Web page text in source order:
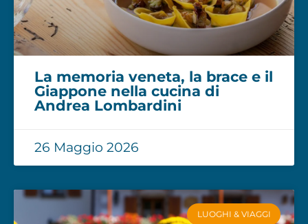
La memoria veneta, la brace e il
Giappone nella cucina di
Andrea Lombardini
26 Maggio 2026
LUOGHI & VIAGGI